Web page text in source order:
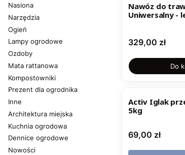
Nasiona
Narzędzia
Ogień
Lampy ogrodowe
Ozdoby
Mata rattanowa
Kompostowniki
Prezent dla ogrodnika
Inne
Architektura miejska
Kuchnia ogrodowa
Dennice ogrodowe
Nowości
Nawóz do
Uniwersalny -
Cena
329,00 zł
Do
Activ Iglak
5kg
Cena
69,00 zł